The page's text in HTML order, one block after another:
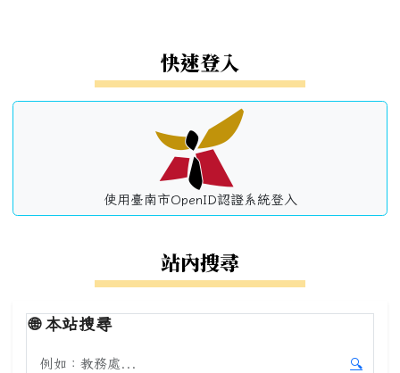
快速登入
使用臺南市OpenID認證系統登入
站內搜尋
🌐本站搜尋
搜尋本站內容
🔍